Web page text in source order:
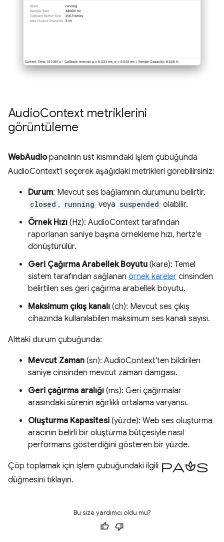
AudioContext metriklerini
görüntüleme
WebAudiopanelinin üst kısmındaki işlem çubuğunda
AudioContext'i seçerek aşağıdaki metrikleri görebilirsiniz:
Durum: Mevcut ses bağlamının durumunu belirtir.
closed , running veya suspended olabilir.
Örnek Hızı (Hz): AudioContext tarafından
raporlanan saniye başına örnekleme hızı, hertz'e
dönüştürülür.
Geri Çağırma Arabellek Boyutu (kare): Temel
sistem tarafından sağlanan örnek kareler cinsinden
belirtilen ses geri çağırma arabellek boyutu.
Maksimum çıkış kanalı (ch): Mevcut ses çıkış
cihazında kullanılabilen maksimum ses kanalı sayısı.
Alttaki durum çubuğunda:
Mevcut Zaman (sn): AudioContext'ten bildirilen
saniye cinsinden mevcut zaman damgası.
Geri çağırma aralığı (ms): Geri çağırmalar
arasındaki sürenin ağırlıklı ortalama varyansı.
Oluşturma Kapasitesi (yüzde): Web ses oluşturma
aracının belirli bir oluşturma bütçesiyle nasıl
performans gösterdiğini gösteren bir yüzde.
Çöp toplamak için işlem çubuğundaki ilgili paspas
düğmesini tıklayın.
Bu size yardımcı oldu mu?